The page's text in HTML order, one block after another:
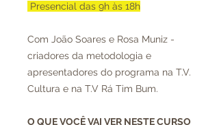
Presencial das 9h às 18h
Com João Soares e Rosa Muniz -
criadores da metodologia e
apresentadores do programa na T.V.
Cultura e na T.V Rá Tim Bum.
O QUE VOCÊ VAI VER NESTE CURSO